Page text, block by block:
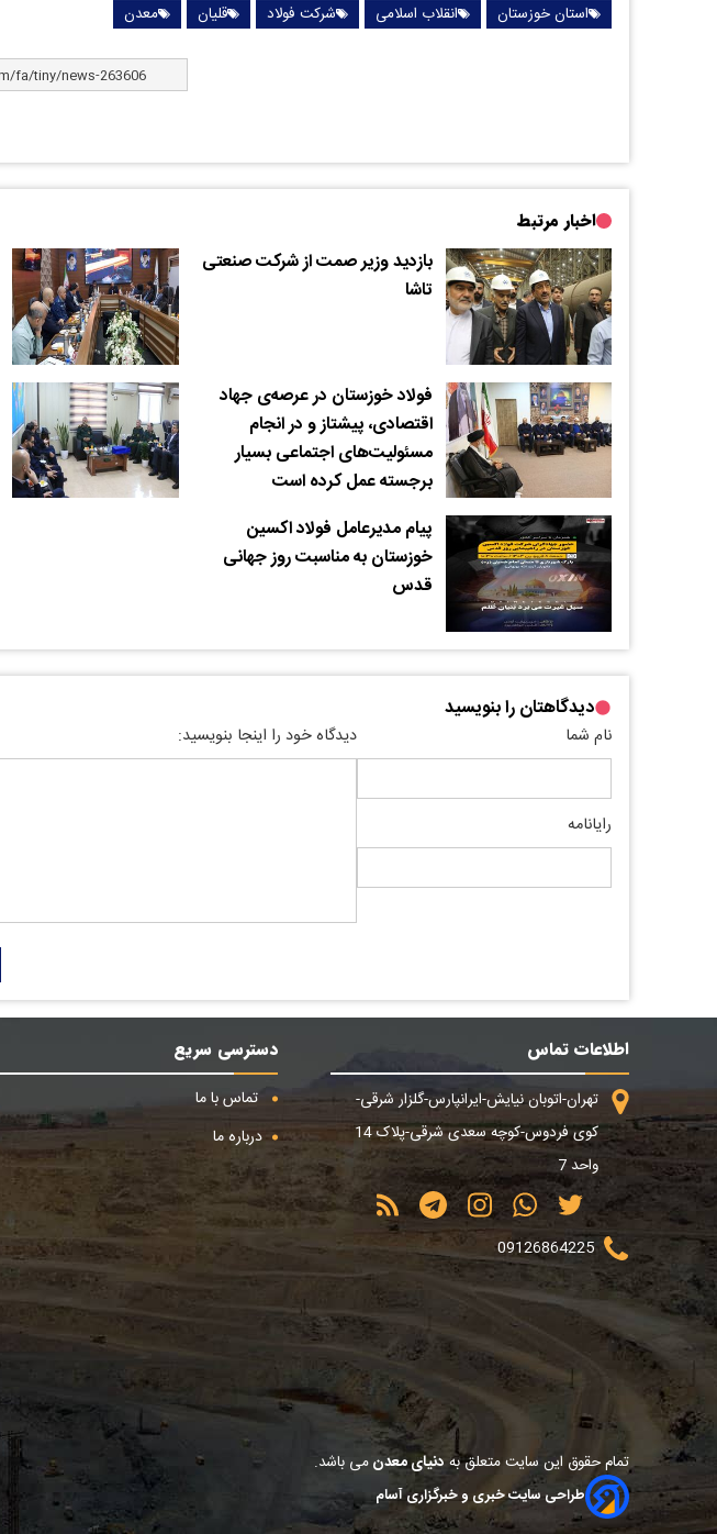
استان خوزستان انقلاب اسلامی شرکت فولاد قلیان معدن
اخبار مرتبط
بازدید وزیر صمت از شرکت صنعتی
تاشا
فولاد خوزستان در عرصه‌ی جهاد
اقتصادی، پیشتاز و در انجام
مسئولیت‌های اجتماعی بسیار
برجسته عمل کرده است
پیام مدیرعامل فولاد اکسین
خوزستان به مناسبت روز جهانی
قدس
دیدگاهتان را بنویسید
نام شما
رایانامه
دیدگاه خود را اینجا بنویسید:
اطلاعات تماس
تهران-اتوبان نیایش-ایرانپارس-گلزار شرقی-
کوی فردوس-کوچه سعدی شرقی-پلاک 14
واحد 7
09126864225
دسترسی سریع
تماس با ما
درباره ما
تمام حقوق این سایت متعلق بهدنیای معدنمی باشد.
طراحی سایت خبری و خبرگزاری آسام